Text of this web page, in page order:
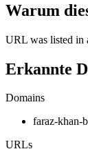
Warum
URL was listed in
Erkannte
Domains
faraz-khan-
URLs